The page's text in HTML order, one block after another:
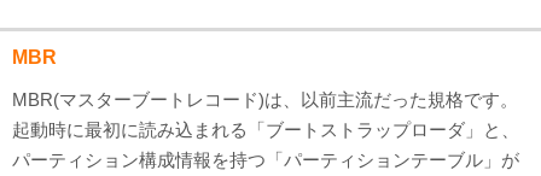
MBR
MBR(マスターブートレコード)は、以前主流だった規格です。
起動時に最初に読み込まれる「ブートストラップローダ」と、
パーティション構成情報を持つ「パーティションテーブル」が